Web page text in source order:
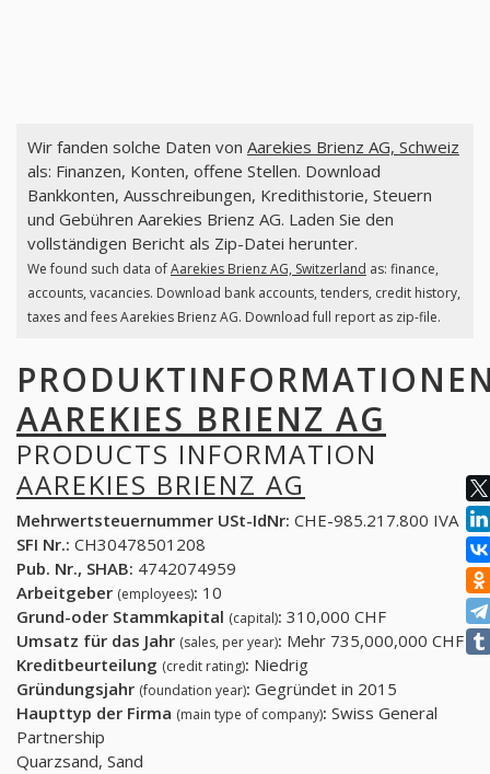
Wir fanden solche Daten von Aarekies Brienz AG, Schweiz
als: Finanzen, Konten, offene Stellen. Download
Bankkonten, Ausschreibungen, Kredithistorie, Steuern
und Gebühren Aarekies Brienz AG. Laden Sie den
vollständigen Bericht als Zip-Datei herunter.
We found such data ofAarekies Brienz AG, Switzerland as: finance,
accounts, vacancies. Download bank accounts, tenders, credit history,
taxes and fees Aarekies Brienz AG. Download full report as zip-file.
AAREKIES BRIENZ AG
PRODUCTS INFORMATION
AAREKIES BRIENZ AG
Mehrwertsteuernummer USt-IdNr: CHE-985.217.800 IVA
SFI Nr.: CH30478501208
Pub. Nr., SHAB: 4742074959
Arbeitgeber (employees): 10
Grund-oder Stammkapital (capital): 310,000 CHF
Umsatz für das Jahr (sales, per year): Mehr 735,000,000 CHF
Kreditbeurteilung (credit rating): Niedrig
Gründungsjahr (foundation year): Gegründet in 2015
Haupttyp der Firma (main type of company): Swiss General
Partnership
Quarzsand, Sand